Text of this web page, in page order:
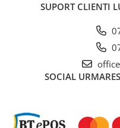
SUPORT CLIENTI
SOCIAL